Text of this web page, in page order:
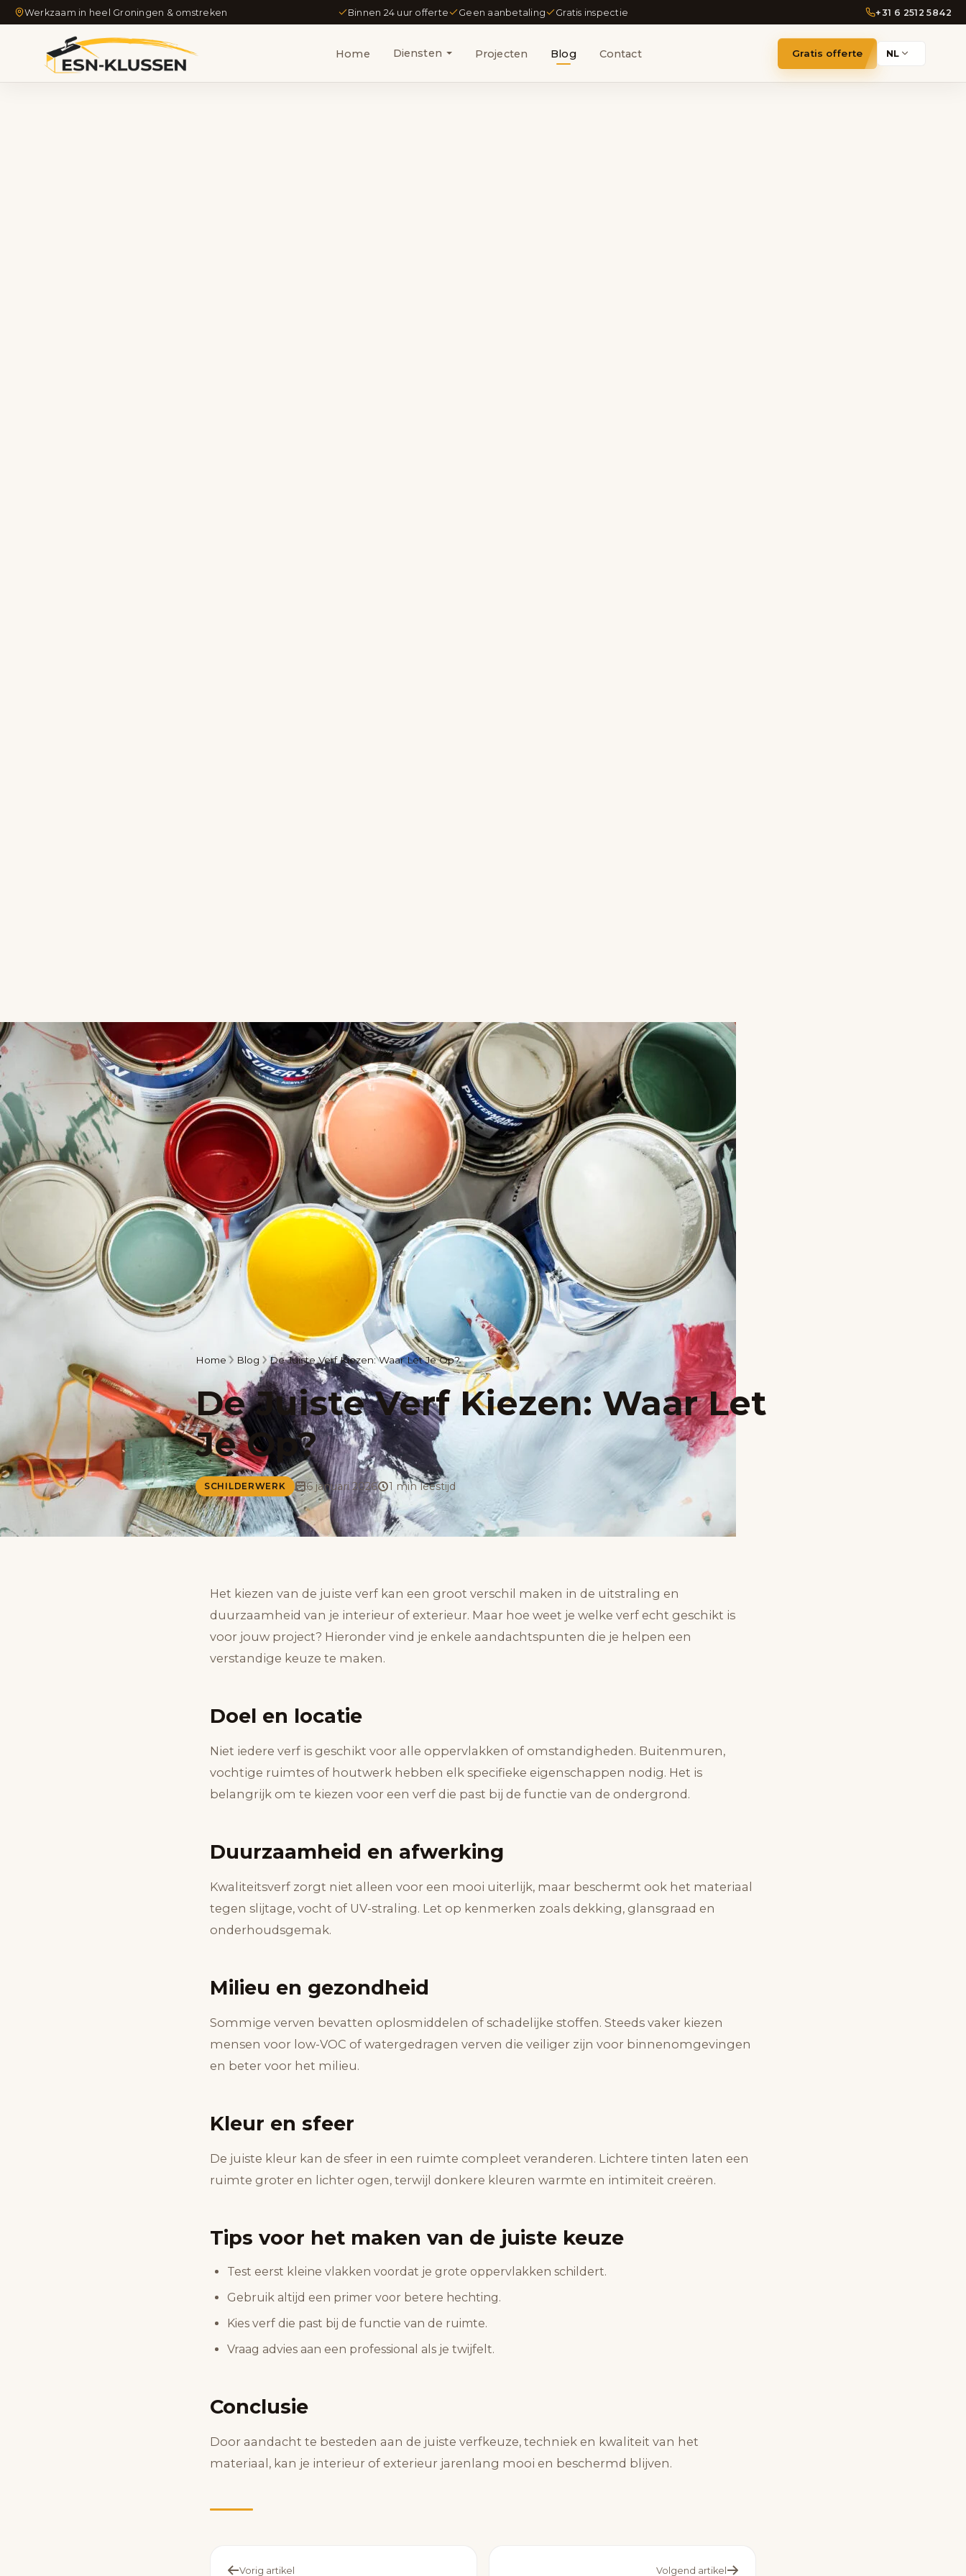
Werkzaam in heel Groningen & omstreken Binnen 24 uur offerte Geen aanbetaling Gratis inspectie +31 6 2512 5842
Home Diensten Projecten Blog Contact Gratis offerte NL
Home Blog De Juiste Verf Kiezen: Waar Let Je Op?
De Juiste Verf Kiezen: Waar Let
Je Op?
SCHILDERWERK 6 januari 2026 1 min leestijd
Het kiezen van de juiste verf kan een groot verschil maken in de uitstraling en
duurzaamheid van je interieur of exterieur. Maar hoe weet je welke verf echt geschikt is
voor jouw project? Hieronder vind je enkele aandachtspunten die je helpen een
verstandige keuze te maken.
Doel en locatie
Niet iedere verf is geschikt voor alle oppervlakken of omstandigheden. Buitenmuren,
vochtige ruimtes of houtwerk hebben elk specifieke eigenschappen nodig. Het is
belangrijk om te kiezen voor een verf die past bij de functie van de ondergrond.
Duurzaamheid en afwerking
Kwaliteitsverf zorgt niet alleen voor een mooi uiterlijk, maar beschermt ook het materiaal
tegen slijtage, vocht of UV-straling. Let op kenmerken zoals dekking, glansgraad en
onderhoudsgemak.
Milieu en gezondheid
Sommige verven bevatten oplosmiddelen of schadelijke stoffen. Steeds vaker kiezen
mensen voor low-VOC of watergedragen verven die veiliger zijn voor binnenomgevingen
en beter voor het milieu.
Kleur en sfeer
De juiste kleur kan de sfeer in een ruimte compleet veranderen. Lichtere tinten laten een
ruimte groter en lichter ogen, terwijl donkere kleuren warmte en intimiteit creëren.
Tips voor het maken van de juiste keuze
Test eerst kleine vlakken voordat je grote oppervlakken schildert.
Gebruik altijd een primer voor betere hechting.
Kies verf die past bij de functie van de ruimte.
Vraag advies aan een professional als je twijfelt.
Conclusie
Door aandacht te besteden aan de juiste verfkeuze, techniek en kwaliteit van het
materiaal, kan je interieur of exterieur jarenlang mooi en beschermd blijven.
Vorig artikel Volgend artikel